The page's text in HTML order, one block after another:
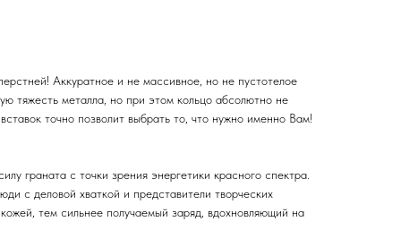
Аккуратное и не массивное, но не пустотелое
тяжесть металла, но при этом кольцо абсолютно не
точно позволит выбрать то, что нужно именно Вам!
граната с точки зрения энергетики красного спектра.
с деловой хваткой и представители творческих
тем сильнее получаемый заряд, вдохновляющий на